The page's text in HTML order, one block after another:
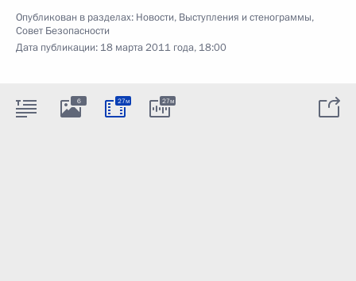
Опубликован в разделах: Новости, Выступления и стенограммы,
Совет Безопасности
Дата публикации: 18 марта 2011 года, 18:00
6 27м 27м